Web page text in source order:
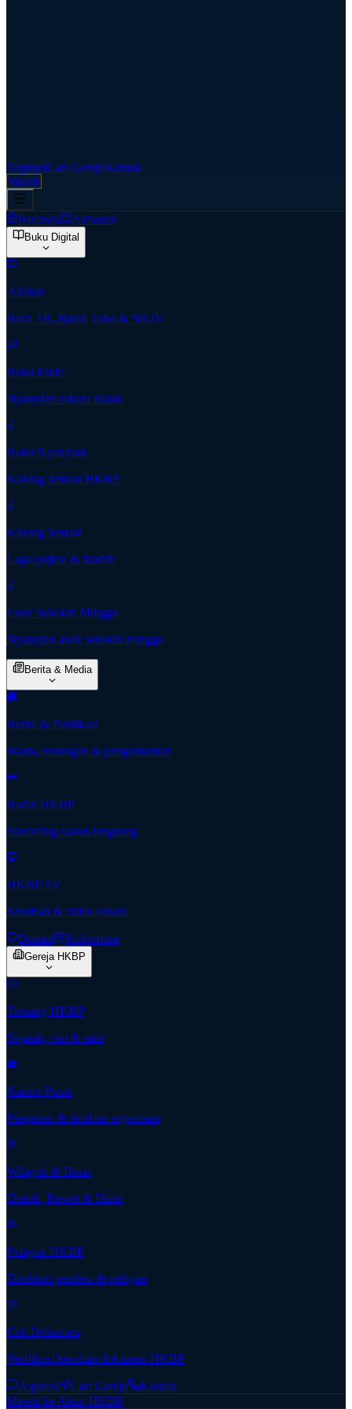
AspirasiCari GerejaKontak
Masuk
Beranda Almanak
Buku Digital
Alkitab
Baca TB, Batak Toba & NKJV
Buku Ende
Nyanyian rohani Batak
Buku Nyanyian
Kidung Jemaat HKBP
Kidung Jemaat
Lagu pujian & ibadah
Ende Sekolah Minggu
Nyanyian anak sekolah minggu
Berita & Media
Berita & Publikasi
Warta, renungan & pengumuman
Radio HKBP
Streaming siaran langsung
HKBP TV
Khotbah & video rohani
Donasi Kolportase
Gereja HKBP
Tentang HKBP
Sejarah, visi & misi
Kantor Pusat
Pimpinan & struktur organisasi
Wilayah & Huria
Distrik, Resort & Huria
Pelayan HKBP
Direktori pendeta & pelayan
Cek Dokumen
Verifikasi keaslian dokumen HKBP
Aspirasi Cari Gereja
Kontak
Masuk ke Akun HKBP